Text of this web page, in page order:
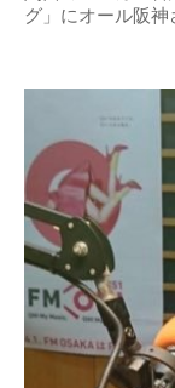
グ」にオール阪神